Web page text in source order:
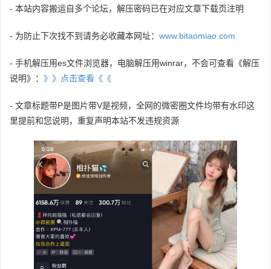
- 本站内容搬运自多个论坛，解压密码已在对应文章下载页注明
- 为防止下次找不到请务必收藏本网址： www.bitaomiao.com
- 手机解压用es文件浏览器，电脑解压用winrar，不会可查看《解压
说明》： 》》点击查看《《
- 文章标题带P是图片带V是视频，全网的微密圈文件均带有水印这
里提前和您说明，重复声明本站不发违规资源